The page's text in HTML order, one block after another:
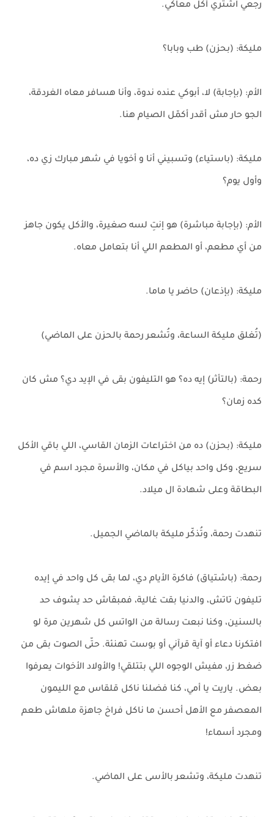
رجعي اشتري أكل معاكي.
مليكة: (بحزن) طب وبابا؟
الأم: (بإجابة) لا، أبوكي عنده ندوة، وأنا هسافر معاه الغردقة،
الجو حار مش أقدر أكمّل الصيام هنا.
مليكة: (باستياء) وتسبيني أنا و أخويا في شهر مبارك زي ده،
وأول يوم؟
الأم: (بإجابة مباشرة) هو إنتِ لسه صغيرة، والأكل يكون جاهز
من أي مطعم، أو المطعم اللي أنا بتعامل معاه.
مليكة: (بإذعان) حاضر يا ماما.
(تُغلق مليكة الساعة، وتُشعر رحمة بالحزن على الماضي)
رحمة: (بالتأثر) إيه ده؟ هو التليفون بقى في الإيد دي؟ مش كان
كده زمان؟
مليكة: (بحزن) ده من اختراعات الزمان القاسي، اللي باقي الأكل
سريع، وكل واحد بياكل في مكان، والأسرة مجرد اسم في
البطاقة وعلى شهادة ال ميلاد.
تنهدت رحمة، وتُذكّر مليكة بالماضي الجميل.
رحمة: (باشتياق) فاكرة الأيام دي، لما بقى كل واحد في إيده
تليفون تاتش، والدنيا بقت غالية، فمبقاش حد يشوف حد
بالسنين، وكنا نبعت رسالة من الواتس كل شهرين مرة لو
افتكرنا دعاء أو آية قرآني أو بوست تهنئة. حتّى الصوت بقى من
ضغط زر، مفيش الوجوه اللي بتتلقي! والأولاد الأخوات يعرفوا
بعض. ياريت يا أمي، كنا فضلنا ناكل قلقاس مع الليمون
المعصفر مع الأهل أحسن ما ناكل فراخ جاهزة ملهاش طعم
ومجرد أسماء!
تنهدت مليكة، وتشعر بالأسى على الماضي.